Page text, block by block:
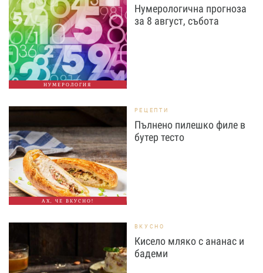
НУМЕРОЛОГИЯ
Нумерологична прогноза
за 8 август, събота
АХ, ЧЕ ВКУСНО!
РЕЦЕПТИ
Пълнено пилешко филе в
бутер тесто
ВКУСНО
Кисело мляко с ананас и
бадеми